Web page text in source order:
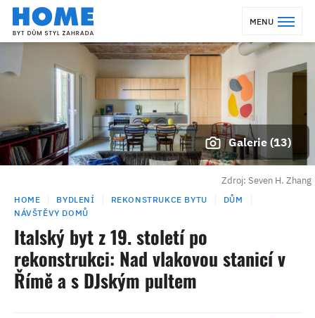
MENU
Galerie (13)
Zdroj: Seven H. Zhang
HOME BYDLENÍ REKONSTRUKCE BYTU
DŮM
NÁVŠTĚVY DOMŮ
Italský byt z 19. století po
rekonstrukci: Nad vlakovou stanicí v
Římě a s DJským pultem